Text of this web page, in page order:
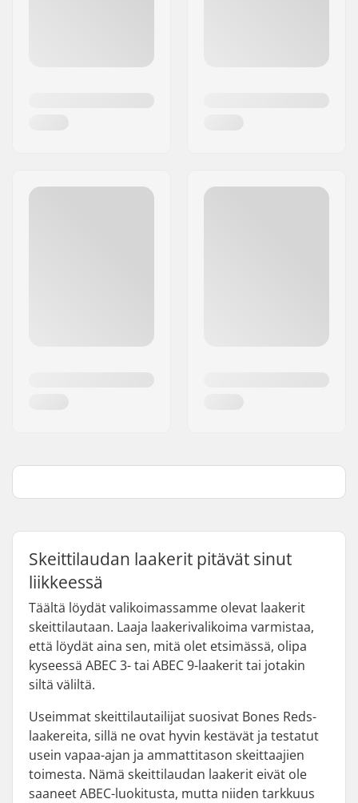
Skeittilaudan laakerit pitävät sinut
liikkeessä
Täältä löydät valikoimassamme olevat laakerit
skeittilautaan. Laaja laakerivalikoima varmistaa,
että löydät aina sen, mitä olet etsimässä, olipa
kyseessä ABEC 3- tai ABEC 9-laakerit tai jotakin
siltä väliltä.
Useimmat skeittilautailijat suosivat Bones Reds-
laakereita, sillä ne ovat hyvin kestävät ja testatut
usein vapaa-ajan ja ammattitason skeittaajien
toimesta. Nämä skeittilaudan laakerit eivät ole
saaneet ABEC-luokitusta, mutta niiden tarkkuus